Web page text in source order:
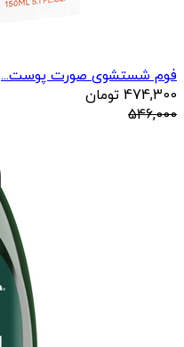
فوم شستشوی صورت پوست...
474,300 تومان
546,000